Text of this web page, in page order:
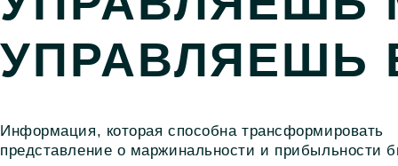
УПРАВЛЯЕШЬ
Информация, которая способна трансформировать
представление о маржинальности и прибыльности